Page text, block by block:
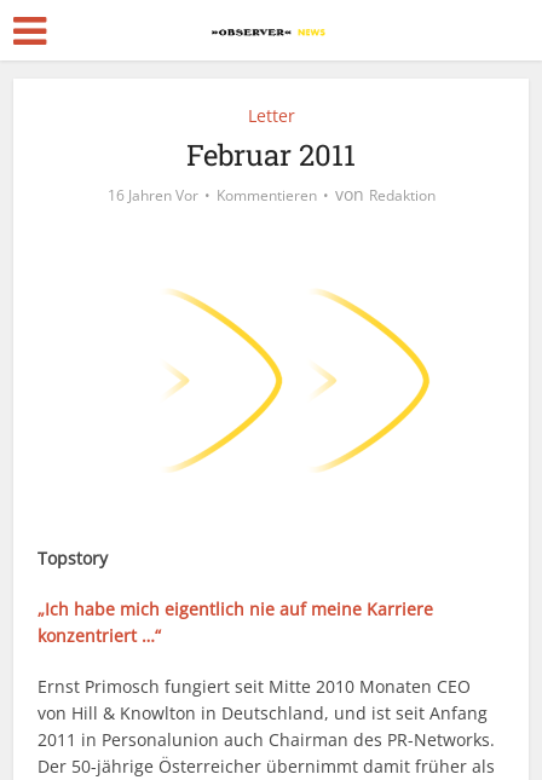
Letter
Februar 2011
16 Jahren Vor Kommentieren von Redaktion
Topstory
„Ich habe mich eigentlich nie auf meine Karriere
konzentriert …“
Ernst Primosch fungiert seit Mitte 2010 Monaten CEO
von Hill & Knowlton in Deutschland, und ist seit Anfang
2011 in Personalunion auch Chairman des PR-Networks.
Der 50-jährige Österreicher übernimmt damit früher als